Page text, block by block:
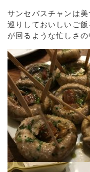
サンセバスチャンは
巡りしておいしいご
が回るような忙しさ